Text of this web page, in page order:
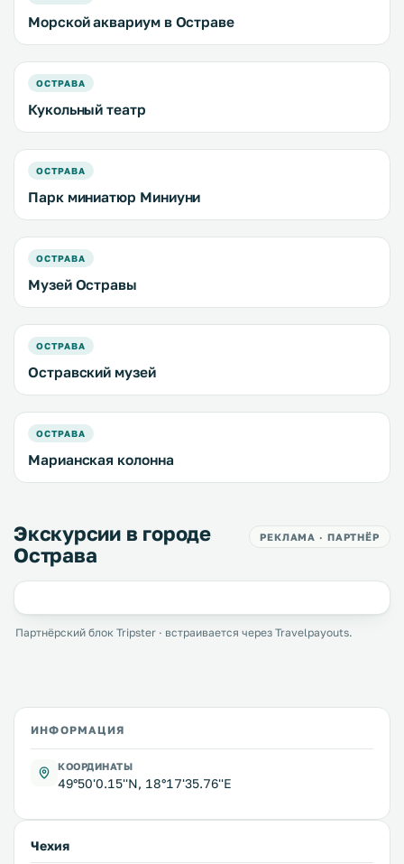
Морской аквариум в Остраве
ОСТРАВА
Кукольный театр
ОСТРАВА
Парк миниатюр Миниуни
ОСТРАВА
Музей Остравы
ОСТРАВА
Остравский музей
ОСТРАВА
Марианская колонна
Экскурсии в городе
Острава
РЕКЛАМА · ПАРТНЁР
Партнёрский блок Tripster · встраивается через Travelpayouts.
ИНФОРМАЦИЯ
КООРДИНАТЫ
49°50'0.15''N, 18°17'35.76''E
Чехия